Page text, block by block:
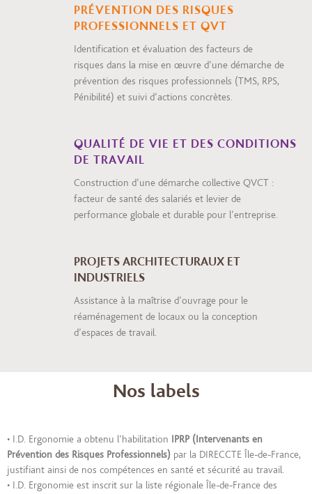
PRÉVENTION DES RISQUES
PROFESSIONNELS ET QVT
Identification et évaluation des facteurs de
risques dans la mise en œuvre d’une démarche de
prévention des risques professionnels (TMS, RPS,
Pénibilité) et suivi d’actions concrètes.
QUALITÉ DE VIE ET DES CONDITIONS
DE TRAVAIL​
Construction d’une démarche collective QVCT :
facteur de santé des salariés et levier de
performance globale et durable pour l’entreprise.
PROJETS ARCHITECTURAUX ET
INDUSTRIELS
Assistance à la maîtrise d’ouvrage pour le
réaménagement de locaux ou la conception
d’espaces de travail.
Nos labels
• I.D. Ergonomie a obtenu l’habilitation IPRP (Intervenants en
Prévention des Risques Professionnels) par la DIRECCTE Île-de-France,
justifiant ainsi de nos compétences en santé et sécurité au travail.
• I.D. Ergonomie est inscrit sur la liste régionale Île-de-France des